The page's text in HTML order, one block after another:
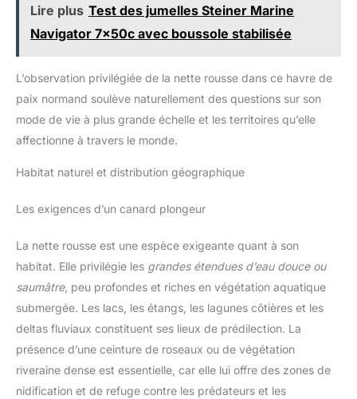
protection extérieure en
absorber les chocs tout en
Lire plus Test des jumelles Steiner Marine
Navigator 7x50c avec boussole stabilisée
L’observation privilégiée de la nette rousse dans ce havre de
paix normand soulève naturellement des questions sur son
mode de vie à plus grande échelle et les territoires qu’elle
affectionne à travers le monde.
Habitat naturel et distribution géographique
Les exigences d’un canard plongeur
La nette rousse est une espèce exigeante quant à son
habitat. Elle privilégie les grandes étendues d’eau douce ou
saumâtre, peu profondes et riches en végétation aquatique
submergée. Les lacs, les étangs, les lagunes côtières et les
deltas fluviaux constituent ses lieux de prédilection. La
présence d’une ceinture de roseaux ou de végétation
riveraine dense est essentielle, car elle lui offre des zones de
nidification et de refuge contre les prédateurs et les